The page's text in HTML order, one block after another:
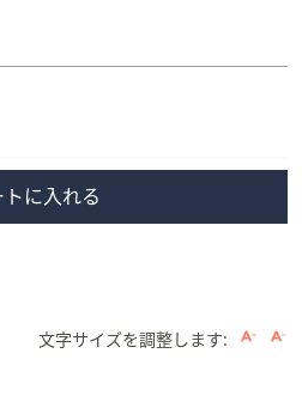
トに入れる
文字サイズを調整します: